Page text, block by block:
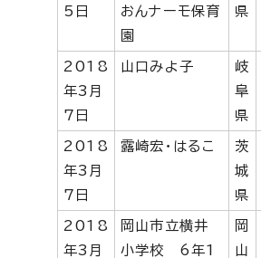
5日
おんナーモ保育
園
県
2018
年3月
7日
山口みよ子
岐
阜
県
2018
年3月
7日
露崎宏・はるこ
茨
城
県
2018
年3月
岡山市立横井
小学校 6年1
岡
山